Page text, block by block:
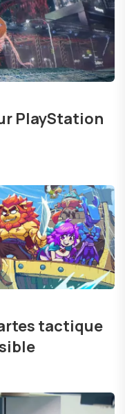
PlayStation
tactique